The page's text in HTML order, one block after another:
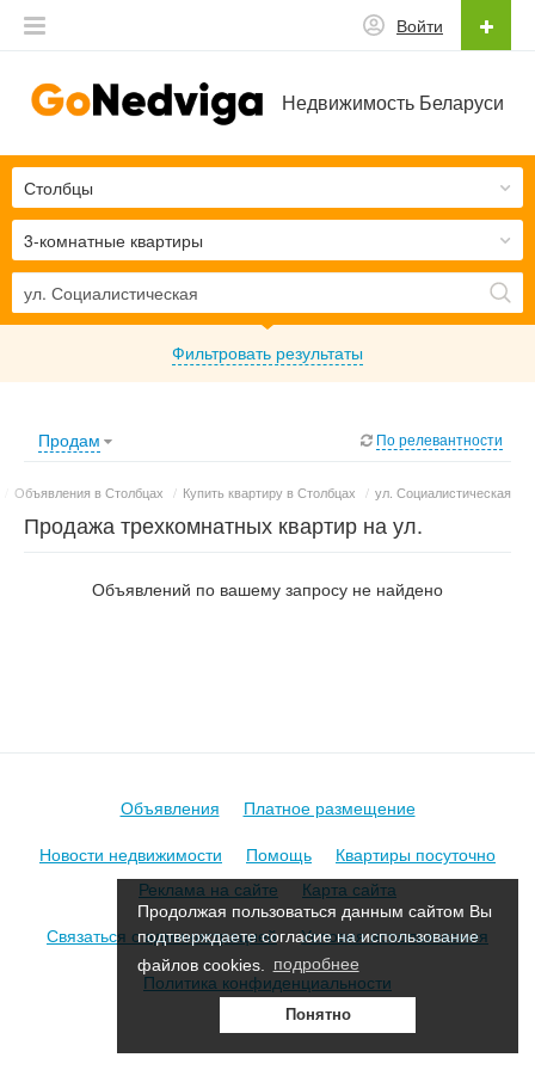
Продолжая пользоваться данным сайтом Вы
подтверждаете согласие на использование
файлов cookies.
подробнее
Понятно
Недвижимость Беларуси
Войти
3-комнатные квартиры
Столбцы
Фильтровать результаты
Продам По релевантности
Объявления в Столбцах / Купить квартиру в Столбцах / ул. Социалистическая
Продажа трехкомнатных квартир на ул.
Объявлений по вашему запросу не найдено
Объявления
Платное размещение
Новости недвижимости
Помощь
Квартиры посуточно
Реклама на сайте
Карта сайта
Связаться с администрацией
Условия использования
Политика конфиденциальности